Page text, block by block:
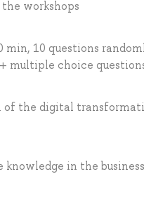
workshops
min, 10 questions
multiple choice
of the digital
knowledge in the